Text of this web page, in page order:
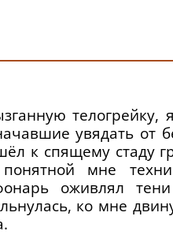
увядать
к спящему стаду
мне
оживлял
ко мне